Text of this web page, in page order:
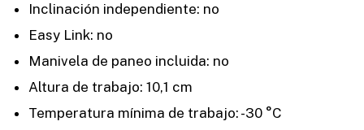
Inclinación independiente: no
Easy Link: no
Manivela de paneo incluida: no
Altura de trabajo: 10,1 cm
Temperatura mínima de trabajo: -30 °C